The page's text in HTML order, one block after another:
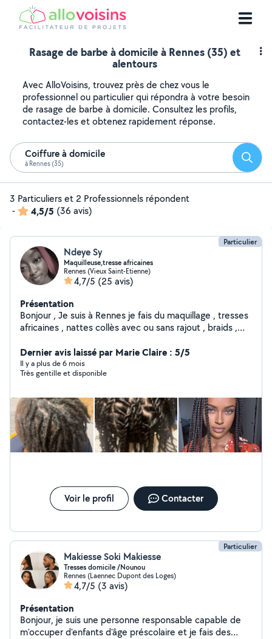
Rasage de barbe à domicile à Rennes (35) et
alentours
Avec AlloVoisins, trouvez près de chez vous le
professionnel ou particulier qui répondra à votre besoin
de rasage de barbe à domicile. Consultez les profils,
contactez-les et obtenez rapidement réponse.
Coiffure à domicile
à Rennes (35)
3 Particuliers et 2 Professionnels répondent
-
4,5/5 (36 avis)
Particulier
Ndeye Sy
Maquilleuse,tresse africaines
Rennes (Vieux Saint-Etienne)
4,7/5 (25 avis)
Présentation
Bonjour , Je suis à Rennes je fais du maquillage , tresses
africaines , nattes collès avec ou sans rajout , braids ,
contacter. A bientot.
Dernier avis laissé par Marie Claire : 5/5
Il y a plus de 6 mois
Très gentille et disponible
Voir le profil Contacter
Particulier
Makiesse Soki Makiesse
Tresses domicile /Nounou
Rennes (Laennec Dupont des Loges)
4,7/5 (3 avis)
Présentation
Bonjour, je suis une personne responsable capable de
m'occuper d'enfants d'âge préscolaire et je fais des